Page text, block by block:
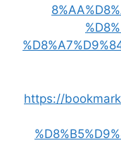
https://